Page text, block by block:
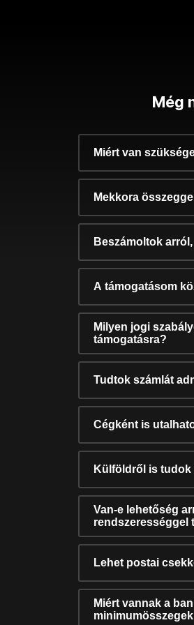
Még
Miért van
Mekkora
Beszámoltok
A támogatásom
Milyen jogi
támogatásra?
Tudtok számlát
Cégként is
Külföldről is tudok
Van-e lehetőség
rendszerességgel
Lehet postai
Miért vannak a